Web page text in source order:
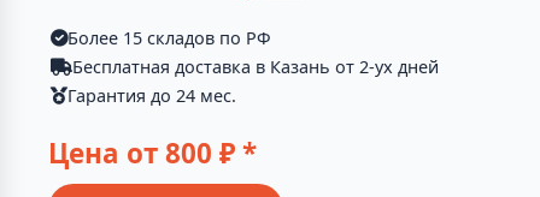
Более 15 складов по РФ
Бесплатная доставка в Казань от 2-ух дней
Гарантия до 24 мес.
Цена от800 ₽ *